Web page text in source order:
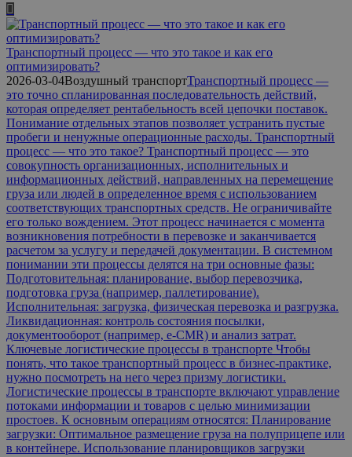
Транспортный процесс — что это такое и как его
оптимизировать?
2026-03-04Воздушный транспортТранспортный процесс —
это точно спланированная последовательность действий,
которая определяет рентабельность всей цепочки поставок.
Понимание отдельных этапов позволяет устранить пустые
пробеги и ненужные операционные расходы. Транспортный
процесс — что это такое? Транспортный процесс — это
совокупность организационных, исполнительных и
информационных действий, направленных на перемещение
груза или людей в определенное время с использованием
соответствующих транспортных средств. Не ограничивайте
его только вождением. Этот процесс начинается с момента
возникновения потребности в перевозке и заканчивается
расчетом за услугу и передачей документации. В системном
понимании эти процессы делятся на три основные фазы:
Подготовительная: планирование, выбор перевозчика,
подготовка груза (например, паллетирование).
Исполнительная: загрузка, физическая перевозка и разгрузка.
Ликвидационная: контроль состояния посылки,
документооборот (например, e-CMR) и анализ затрат.
Ключевые логистические процессы в транспорте Чтобы
понять, что такое транспортный процесс в бизнес-практике,
нужно посмотреть на него через призму логистики.
Логистические процессы в транспорте включают управление
потоками информации и товаров с целью минимизации
простоев. К основным операциям относятся: Планирование
загрузки: Оптимальное размещение груза на полуприцепе или
в контейнере. Использование планировщиков загрузки